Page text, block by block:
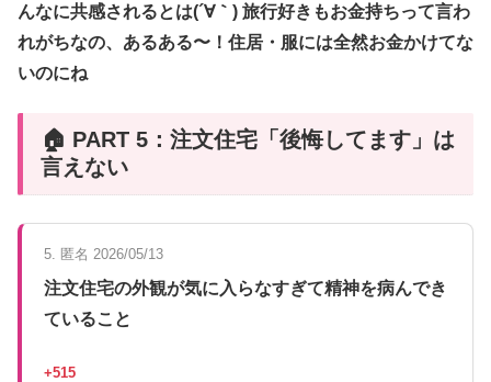
んなに共感されるとは(´∀｀) 旅行好きもお金持ちって言わ
れがちなの、あるある〜！住居・服には全然お金かけてな
いのにね
🏠 PART 5：注文住宅「後悔してます」は
言えない
5. 匿名 2026/05/13
注文住宅の外観が気に入らなすぎて精神を病んでき
ていること
+515